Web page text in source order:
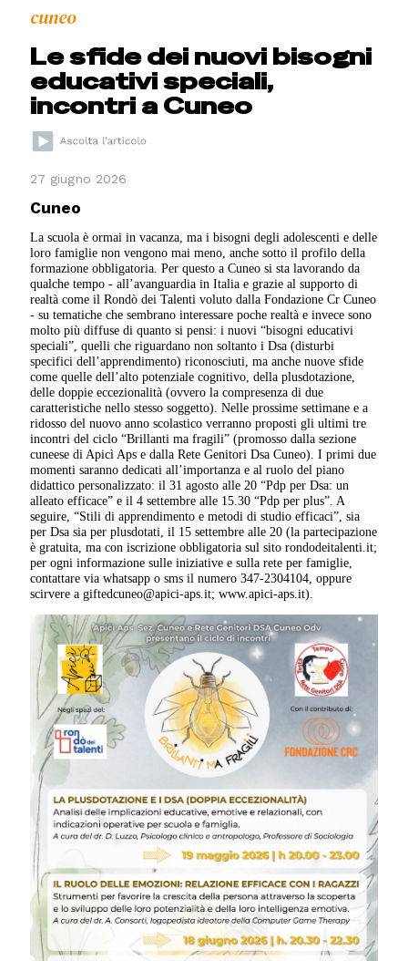
cuneo
Le sfide dei nuovi bisogni
educativi speciali,
incontri a Cuneo
27 giugno 2026
Cuneo
La scuola è ormai in vacanza, ma i bisogni degli adolescenti e delle
loro famiglie non vengono mai meno, anche sotto il profilo della
formazione obbligatoria. Per questo a Cuneo si sta lavorando da
qualche tempo - all’avanguardia in Italia e grazie al supporto di
realtà come il Rondò dei Talenti voluto dalla Fondazione Cr Cuneo
- su tematiche che sembrano interessare poche realtà e invece sono
molto più diffuse di quanto si pensi: i nuovi “bisogni educativi
speciali”, quelli che riguardano non soltanto i Dsa (disturbi
specifici dell’apprendimento) riconosciuti, ma anche nuove sfide
come quelle dell’alto potenziale cognitivo, della plusdotazione,
delle doppie eccezionalità (ovvero la compresenza di due
caratteristiche nello stesso soggetto). Nelle prossime settimane e a
ridosso del nuovo anno scolastico verranno proposti gli ultimi tre
incontri del ciclo “Brillanti ma fragili” (promosso dalla sezione
cuneese di Apicì Aps e dalla Rete Genitori Dsa Cuneo). I primi due
momenti saranno dedicati all’importanza e al ruolo del piano
didattico personalizzato: il 31 agosto alle 20 “Pdp per Dsa: un
alleato efficace” e il 4 settembre alle 15.30 “Pdp per plus”. A
seguire, “Stili di apprendimento e metodi di studio efficaci”, sia
per Dsa sia per plusdotati, il 15 settembre alle 20 (la partecipazione
è gratuita, ma con iscrizione obbligatoria sul sito rondodeitalenti.it;
per ogni informazione sulle iniziative e sulla rete per famiglie,
contattare via whatsapp o sms il numero 347-2304104, oppure
scirvere a giftedcuneo@apici-aps.it; www.apici-aps.it).